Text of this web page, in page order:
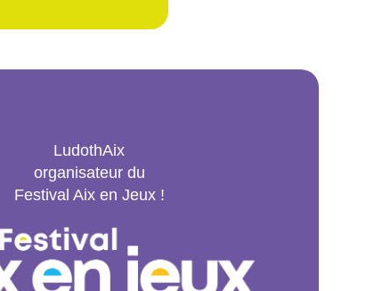
LudothAix
organisateur du
Festival Aix en Jeux !